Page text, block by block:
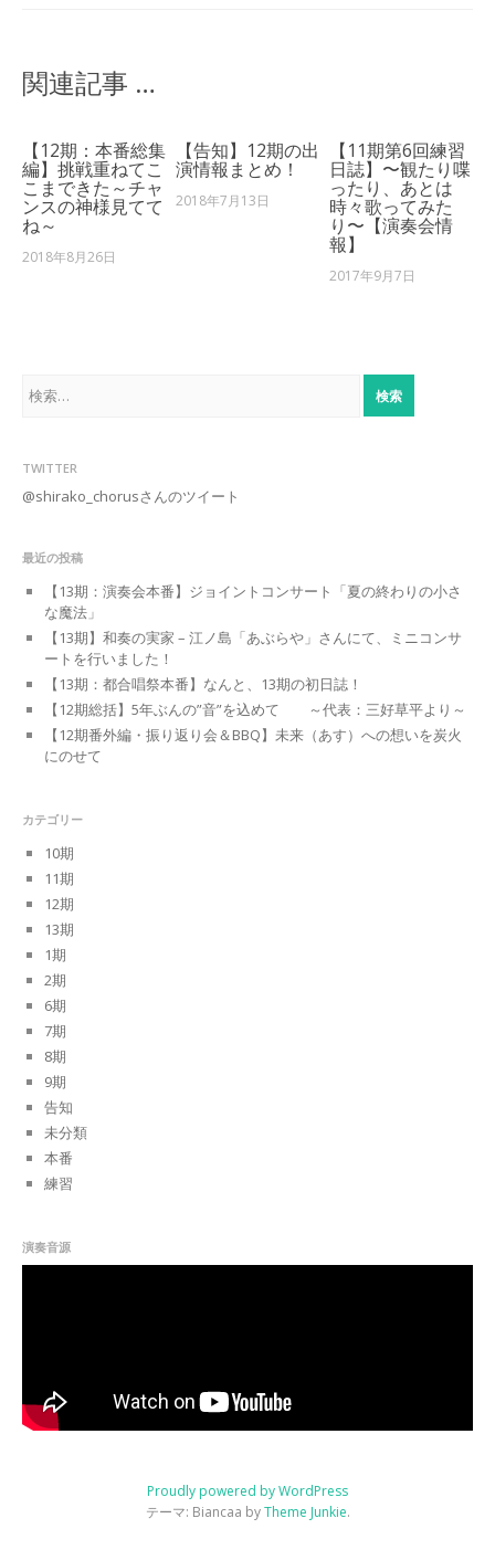
関連記事 …
【12期：本番総集
編】挑戦重ねてこ
こまできた～チャ
ンスの神様見てて
ね～
2018年8月26日
【告知】12期の出
演情報まとめ！
2018年7月13日
【11期第6回練習
日誌】〜観たり喋
ったり、あとは
時々歌ってみた
り〜【演奏会情
報】
2017年9月7日
索:
TWITTER
@shirako_chorusさんのツイート
最近の投稿
【13期：演奏会本番】ジョイントコンサート「夏の終わりの小さ
な魔法」
【13期】和奏の実家 – 江ノ島「あぶらや」さんにて、ミニコンサ
ートを行いました！
【13期：都合唱祭本番】なんと、13期の初日誌！
【12期総括】5年ぶんの”音”を込めて ～代表：三好草平より～
【12期番外編・振り返り会＆BBQ】未来（あす）への想いを炭火
にのせて
カテゴリー
10期
11期
12期
13期
1期
2期
6期
7期
8期
9期
告知
未分類
本番
練習
演奏音源
Proudly powered by WordPress
テーマ: Biancaa byTheme Junkie.